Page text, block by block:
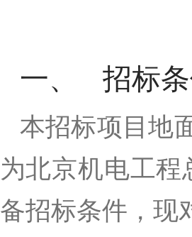
一、 招标
本招标项目地
为北京机电工
备招标条件，现